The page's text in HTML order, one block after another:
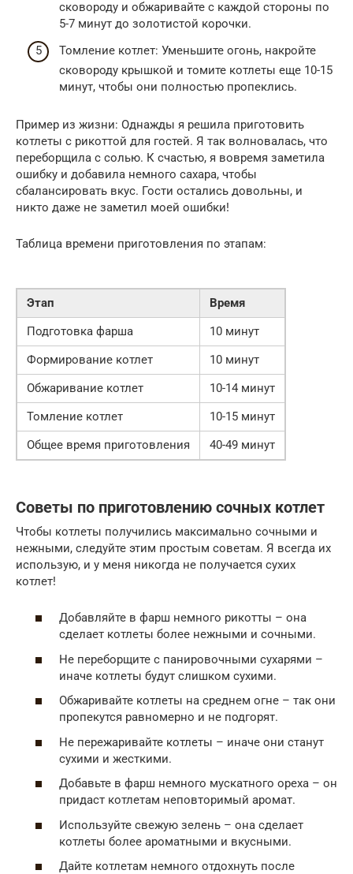
сковороду и обжаривайте с каждой стороны по
5-7 минут до золотистой корочки.
Томление котлет: Уменьшите огонь, накройте
сковороду крышкой и томите котлеты еще 10-15
минут, чтобы они полностью пропеклись.
Пример из жизни: Однажды я решила приготовить
котлеты с рикоттой для гостей. Я так волновалась, что
переборщила с солью. К счастью, я вовремя заметила
ошибку и добавила немного сахара, чтобы
сбалансировать вкус. Гости остались довольны, и
никто даже не заметил моей ошибки!
Таблица времени приготовления по этапам:
Этап
Время
Подготовка фарша
10 минут
Формирование котлет
10 минут
Обжаривание котлет
10-14 минут
Томление котлет
10-15 минут
Общее время приготовления
40-49 минут
Советы по приготовлению сочных котлет
Чтобы котлеты получились максимально сочными и
нежными, следуйте этим простым советам. Я всегда их
использую, и у меня никогда не получается сухих
котлет!
Добавляйте в фарш немного рикотты – она
сделает котлеты более нежными и сочными.
Не переборщите с панировочными сухарями –
иначе котлеты будут слишком сухими.
Обжаривайте котлеты на среднем огне – так они
пропекутся равномерно и не подгорят.
Не пережаривайте котлеты – иначе они станут
сухими и жесткими.
Добавьте в фарш немного мускатного ореха – он
придаст котлетам неповторимый аромат.
Используйте свежую зелень – она сделает
котлеты более ароматными и вкусными.
Дайте котлетам немного отдохнуть после